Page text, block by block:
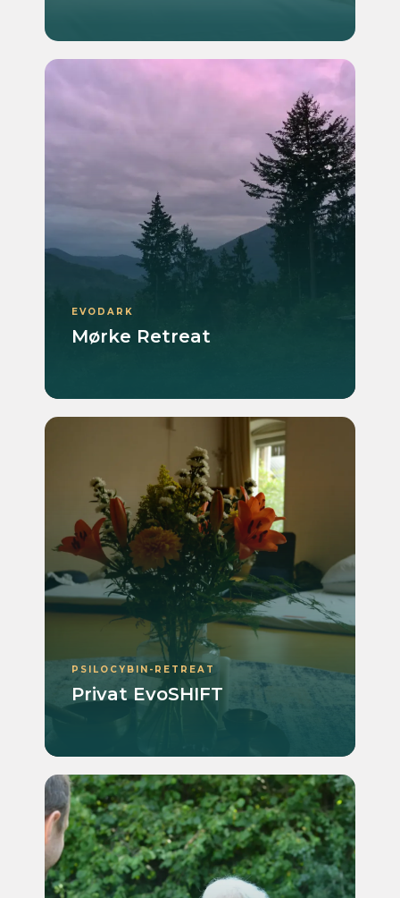
EVODARK
Mørke Retreat
PSILOCYBIN-RETREAT
Privat EvoSHIFT